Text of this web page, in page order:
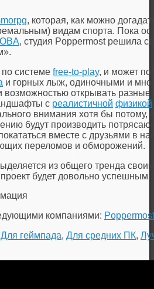
, которая, как можно
видам спорта. Пока
, студия Poppermost решила
по системе free-to-play, и может
и горных лыж, одиночными и
возможностью открывать
с реалистичной физикой
внимания хотя бы потому,
будут производить
вместе с друзьями в
переломов и обморожений.
из общего тренда
будет довольно успешным.
компаниями:
Для геймпада, Для средних ПК,